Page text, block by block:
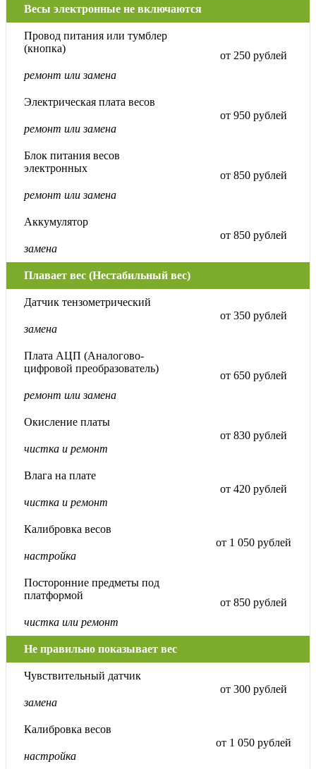
Весы электронные не включаются
Провод питания или тумблер
(кнопка)
ремонт или замена
от 250 рублей
Электрическая плата весов
ремонт или замена
от 950 рублей
Блок питания весов
электронных
ремонт или замена
от 850 рублей
Аккумулятор
замена
от 850 рублей
Плавает вес (Нестабильный вес)
Датчик тензометрический
замена
от 350 рублей
Плата АЦП (Аналогово-
цифровой преобразователь)
ремонт или замена
от 650 рублей
Окисление платы
чистка и ремонт
от 830 рублей
Влага на плате
чистка и ремонт
от 420 рублей
Калибровка весов
настройка
от 1 050 рублей
Посторонние предметы под
платформой
чистка или ремонт
от 850 рублей
Не правильно показывает вес
Чувствительный датчик
замена
от 300 рублей
Калибровка весов
настройка
от 1 050 рублей